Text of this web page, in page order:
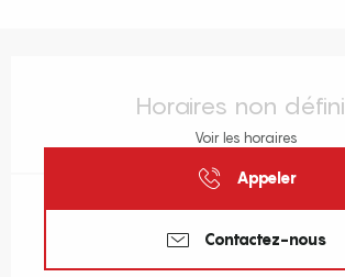
Horaires non
Voir les horaires
Appeler
Contactez-nous